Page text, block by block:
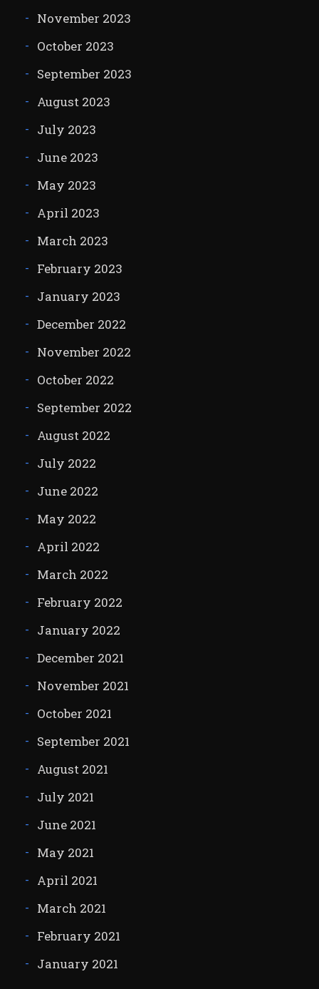
November 2023
October 2023
September 2023
August 2023
July 2023
June 2023
May 2023
April 2023
March 2023
February 2023
January 2023
December 2022
November 2022
October 2022
September 2022
August 2022
July 2022
June 2022
May 2022
April 2022
March 2022
February 2022
January 2022
December 2021
November 2021
October 2021
September 2021
August 2021
July 2021
June 2021
May 2021
April 2021
March 2021
February 2021
January 2021